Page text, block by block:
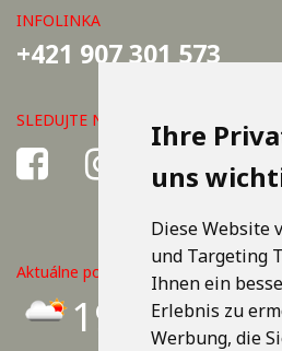
Ihre
uns
Diese Website
und Targeting
Ihnen ein
Erlebnis zu
Werbung, die
INFOLINKA
+421 907 301 573
SLEDUJTE NÁS
Aktuálne počasie v Košiciach
19°C